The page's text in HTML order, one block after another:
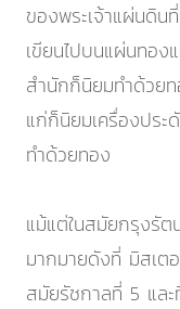
ของพระเจ้าแผ่นดิ
เขียนไปบนแผ่นทอง
สำนักก็นิยมทำด้วย
แก่ก็นิยมเครื่องปร
ทำด้วยทอง
แม้แต่ในสมัยกรุงรั
มากมายดังที่ มิสเต
สมัยรัชกาลที่ 5 แล